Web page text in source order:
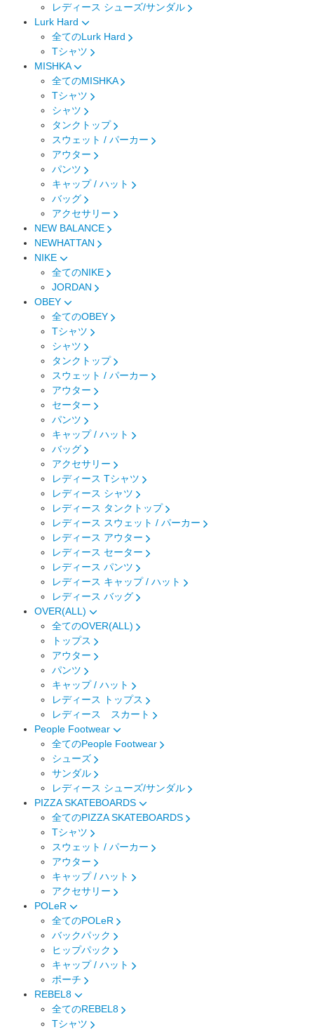
レディース シューズ/サンダル
Lurk Hard
全てのLurk Hard
Tシャツ
MISHKA
全てのMISHKA
Tシャツ
シャツ
タンクトップ
スウェット / パーカー
アウター
パンツ
キャップ / ハット
バッグ
アクセサリー
NEW BALANCE
NEWHATTAN
NIKE
全てのNIKE
JORDAN
OBEY
全てのOBEY
Tシャツ
シャツ
タンクトップ
スウェット / パーカー
アウター
セーター
パンツ
キャップ / ハット
バッグ
アクセサリー
レディース Tシャツ
レディース シャツ
レディース タンクトップ
レディース スウェット / パーカー
レディース アウター
レディース セーター
レディース パンツ
レディース キャップ / ハット
レディース バッグ
OVER(ALL)
全てのOVER(ALL)
トップス
アウター
パンツ
キャップ / ハット
レディース トップス
レディース スカート
People Footwear
全てのPeople Footwear
シューズ
サンダル
レディース シューズ/サンダル
PIZZA SKATEBOARDS
全てのPIZZA SKATEBOARDS
Tシャツ
スウェット / パーカー
アウター
キャップ / ハット
アクセサリー
POLeR
全てのPOLeR
バックパック
ヒップパック
キャップ / ハット
ポーチ
REBEL8
全てのREBEL8
Tシャツ